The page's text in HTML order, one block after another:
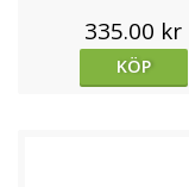
335.00 kr
KÖP